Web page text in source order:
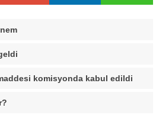
komisyonda kabul edildi